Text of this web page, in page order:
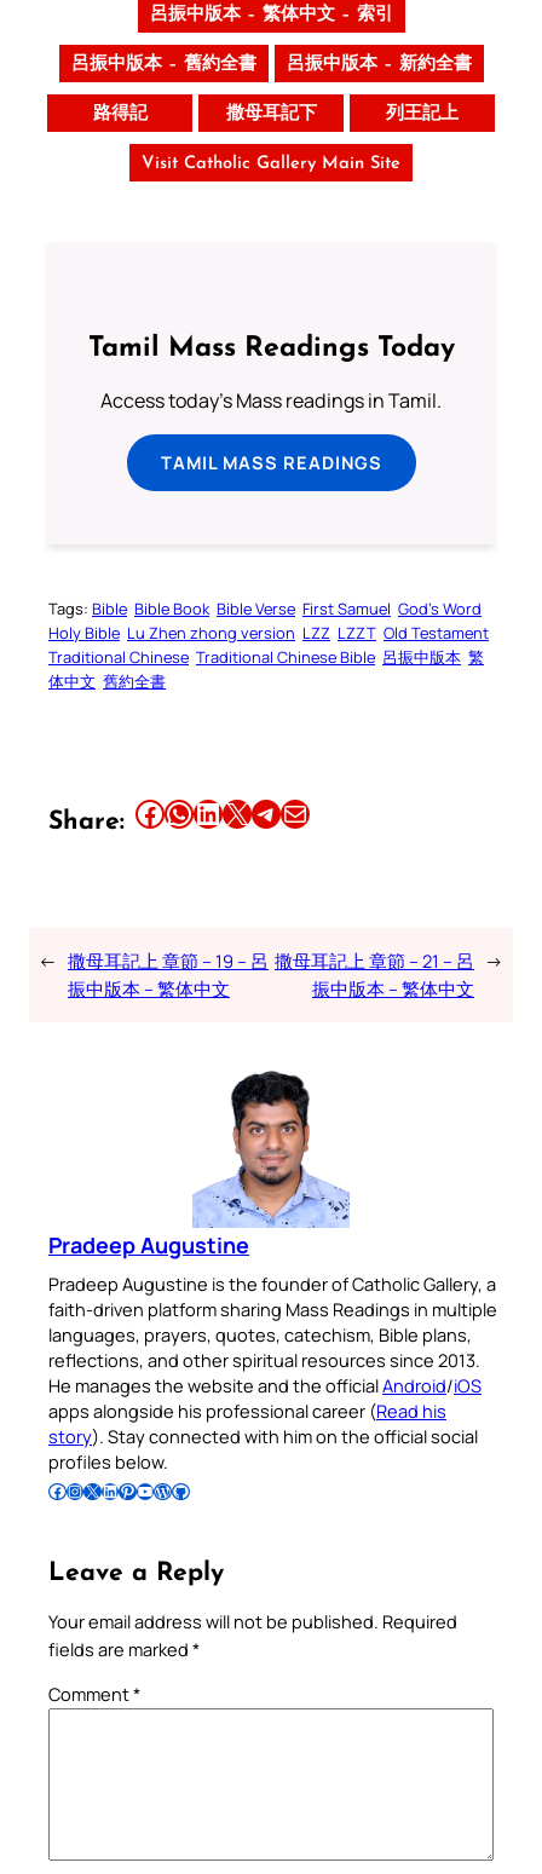
呂振中版本 – 繁体中文 – 索引
呂振中版本 – 舊約全書 呂振中版本 – 新約全書
路得記 撒母耳記下 列王記上
Visit Catholic Gallery Main Site
Tamil Mass Readings Today
Access today's Mass readings in Tamil.
TAMIL MASS READINGS
Tags: Bible Bible Book Bible Verse First Samuel God’s Word
Holy Bible Lu Zhen zhong version LZZ LZZT Old Testament
Traditional Chinese Traditional Chinese Bible 呂振中版本 繁
体中文 舊約全書
Share: Share this article on Facebook Share this article on WhatsApp Share this article on LinkedIn Share this article on X Share this article on TelegramEmail this Article
← 撒母耳記上 章節 – 19 – 呂
振中版本 – 繁体中文
撒母耳記上 章節 – 21 – 呂
振中版本 – 繁体中文
→
Pradeep Augustine
Pradeep Augustine is the founder of Catholic Gallery, a
faith-driven platform sharing Mass Readings in multiple
languages, prayers, quotes, catechism, Bible plans,
reflections, and other spiritual resources since 2013.
He manages the website and the officialAndroid/iOS
apps alongside his professional career (Read his
story). Stay connected with him on the official social
profiles below.
Follow Pradeep on Facebook Follow Pradeep on InstagramFollow Pradeep on X Follow Pradeep on LinkedIn Follow Pradeep on Pinterest Subscribe to Pradeep’s Youtube Channel Follow Pradeep on WordPress Follow Pradeep on GitHub
Leave a Reply
Your email address will not be published. Required
fields are marked *
Comment*